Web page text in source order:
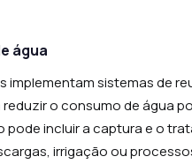
água
implementam sistemas de
o consumo de água
pode incluir a captura e o
irrigação ou